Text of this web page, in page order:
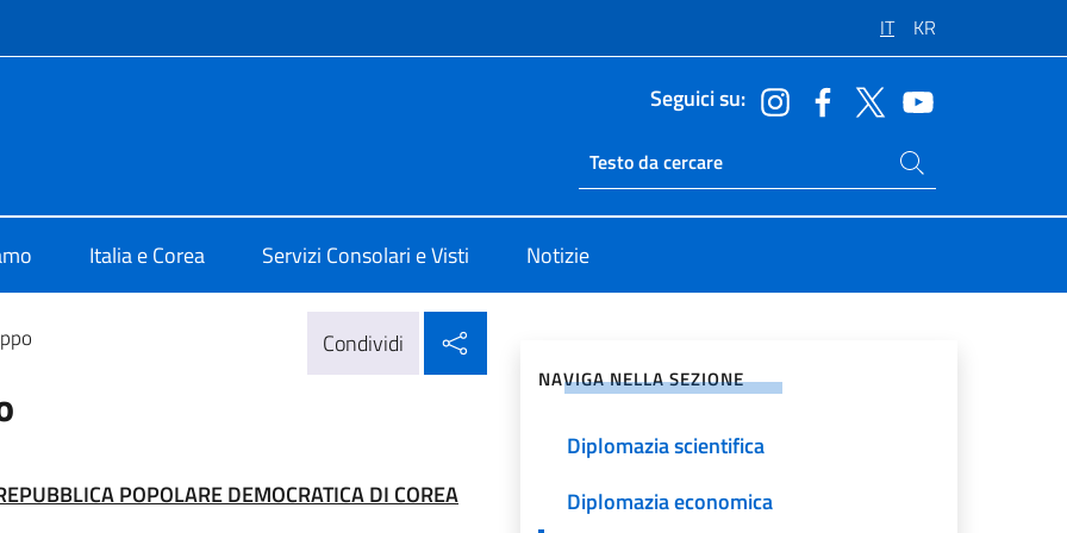
IT KR
Seguici su:
Ricerca sito live
Cerca nel sito
Italia e Corea Servizi Consolari e Visti Notizie
Condividi
POPOLARE DEMOCRATICA DI COREA
NAVIGA NELLA SEZIONE
Diplomazia scientifica
Diplomazia economica